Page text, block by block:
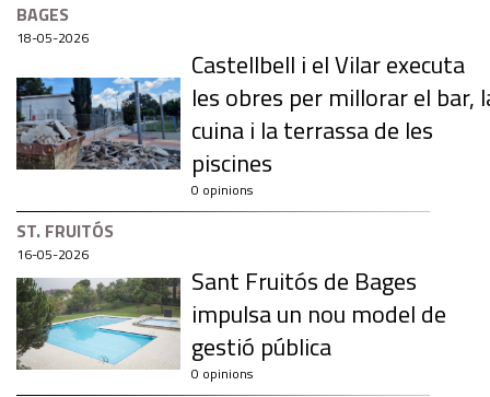
BAGES
18-05-2026
Castellbell i el Vilar executa
les obres per millorar el bar,
cuina i la terrassa de les
piscines
0 opinions
ST. FRUITÓS
16-05-2026
Sant Fruitós de Bages
impulsa un nou model de
gestió pública
0 opinions